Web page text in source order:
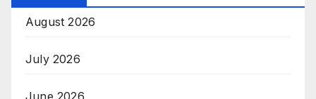
August 2026
July 2026
June 2026